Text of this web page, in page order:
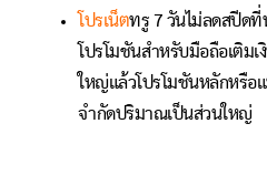
โปรเน็ตทรู 7 วันไม่ลดสปีด
โปรโมชันสำหรับมือถือเติมเ
ใหญ่แล้วโปรโมชันหลักหรือ
จำกัดปริมาณเป็นส่วนใหญ่